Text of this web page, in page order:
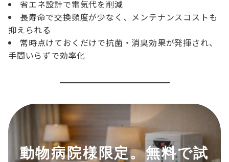
省エネ設計で電気代を削減
長寿命で交換頻度が少なく、メンテナンスコストも
抑えられる
常時点けておくだけで抗菌・消臭効果が発揮され、
手間いらずで効率化
動物病院様限定。無料で試